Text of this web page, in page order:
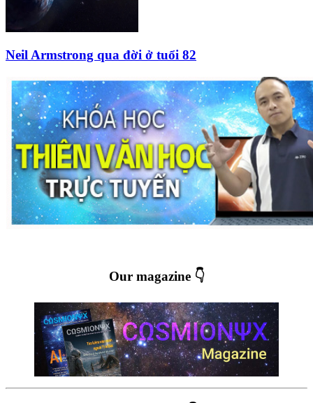
Neil Armstrong qua đời ở tuổi 82
Our magazine 👇